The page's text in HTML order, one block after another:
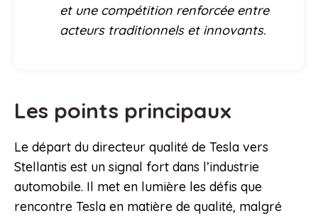
et une compétition renforcée entre
acteurs traditionnels et innovants.
Les points principaux
Le départ du directeur qualité de Tesla vers
Stellantis est un signal fort dans l’industrie
automobile. Il met en lumière les défis que
rencontre Tesla en matière de qualité, malgré